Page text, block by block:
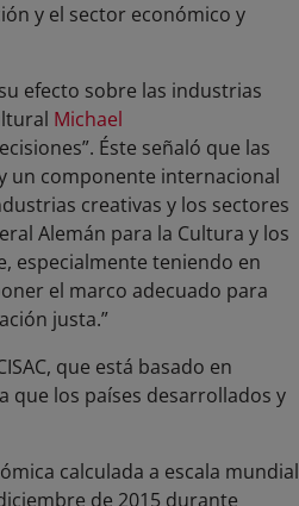
y el sector económico y
efecto sobre las industrias
Michael
Éste señaló que las
un componente internacional
creativas y los sectores
Alemán para la Cultura y los
especialmente teniendo en
el marco adecuado para
justa.”
que está basado en
que los países desarrollados y
calculada a escala mundial
de 2015 durante